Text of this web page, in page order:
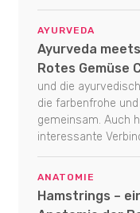
AYURVEDA
Ayurveda
Rotes Gemüse
und die
die farbenfrohe
gemeinsam. Auch
interessante
ANATOMIE
Hamstrings –